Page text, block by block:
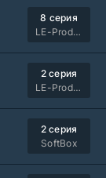
8 серия
LE-Production
2 серия
LE-Production
2 серия
SoftBox